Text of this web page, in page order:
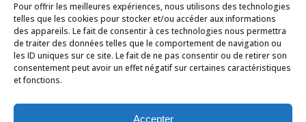
Pour offrir les meilleures expériences, nous utilisons des technologies
telles que les cookies pour stocker et/ou accéder aux informations
des appareils. Le fait de consentir à ces technologies nous permettra
de traiter des données telles que le comportement de navigation ou
les ID uniques sur ce site. Le fait de ne pas consentir ou de retirer son
consentement peut avoir un effet négatif sur certaines caractéristiques
et fonctions.
Accepter
la Loire de Badminton -